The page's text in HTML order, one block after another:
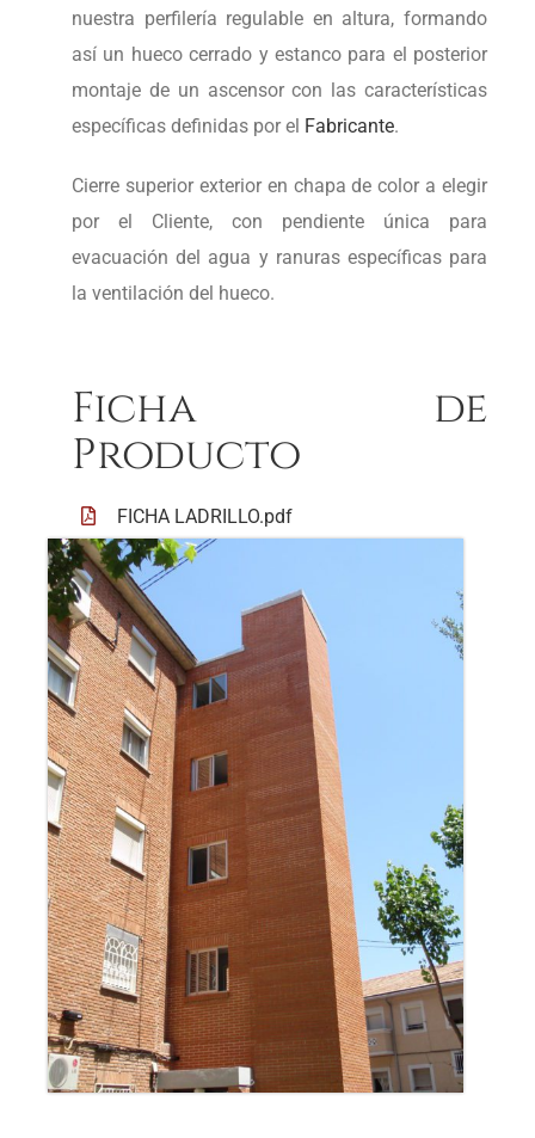
nuestra perfilería regulable en altura, formando
así un hueco cerrado y estanco para el posterior
montaje de un ascensor con las características
específicas definidas por el Fabricante.
Cierre superior exterior en chapa de color a elegir
por el Cliente, con pendiente única para
evacuación del agua y ranuras específicas para
la ventilación del hueco.
Ficha de
Producto
FICHA LADRILLO.pdf